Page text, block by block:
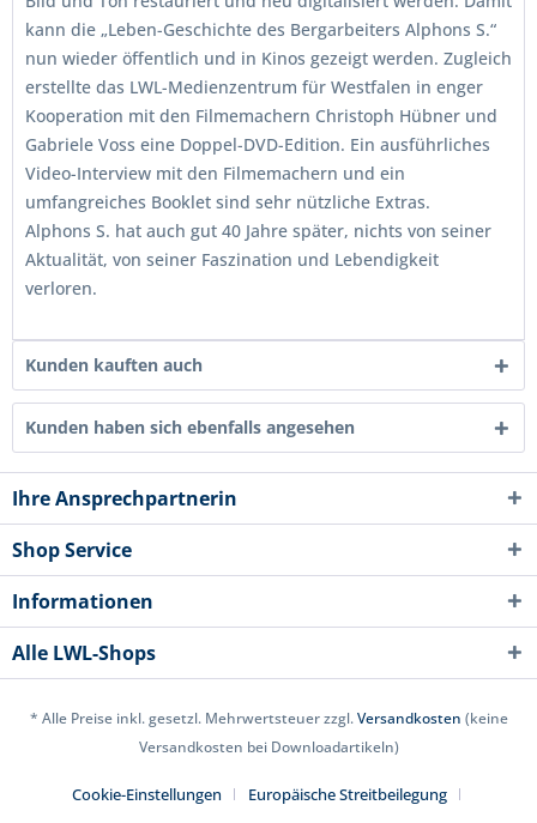
kann die „Leben-Geschichte des Bergarbeiters Alphons S.“
nun wieder öffentlich und in Kinos gezeigt werden. Zugleich
erstellte das LWL-Medienzentrum für Westfalen in enger
Kooperation mit den Filmemachern Christoph Hübner und
Gabriele Voss eine Doppel-DVD-Edition. Ein ausführliches
Video-Interview mit den Filmemachern und ein
umfangreiches Booklet sind sehr nützliche Extras.
Alphons S. hat auch gut 40 Jahre später, nichts von seiner
Aktualität, von seiner Faszination und Lebendigkeit
verloren.
Kunden kauften auch
Kunden haben sich ebenfalls angesehen
Ihre Ansprechpartnerin
Shop Service
Informationen
Alle LWL-Shops
* Alle Preise inkl. gesetzl. Mehrwertsteuer zzgl.Versandkosten (keine
Versandkosten bei Downloadartikeln)
Cookie-Einstellungen
Europäische Streitbeilegung